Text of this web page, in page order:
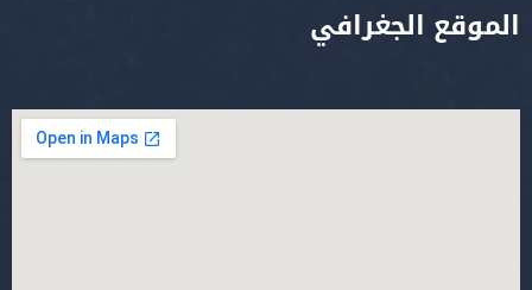
الموقع الجغرافي